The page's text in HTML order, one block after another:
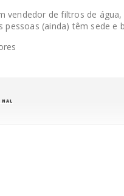
vendedor de filtros de
pessoas (ainda) têm sede e